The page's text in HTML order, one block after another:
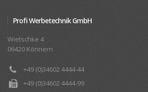
Profi Werbetechnik GmbH
Wietschke 4
06420 Könnern
+49 (0)34602 4444-44
+49 (0)34602 4444-99